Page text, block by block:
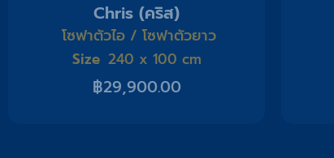
Chris (คริส)
โซฟาตัวไอ / โซฟาตัวยาว
Size 240 x 100 cm
฿29,900.00